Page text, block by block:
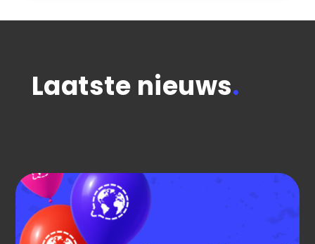
Laatste nieuws.